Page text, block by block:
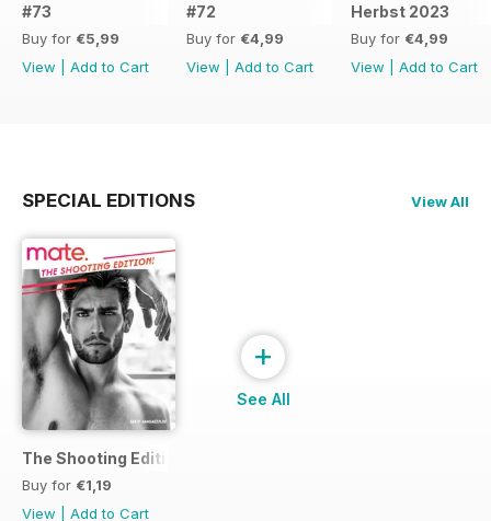
#73
Buy for €5,99
View
Add to Cart
#72
Buy for €4,99
View
Add to Cart
Herbst 2023
Buy for €4,99
View
Add to Cart
SPECIAL EDITIONS View All
The Shooting Edition
Buy for €1,19
View
Add to Cart
+
See All